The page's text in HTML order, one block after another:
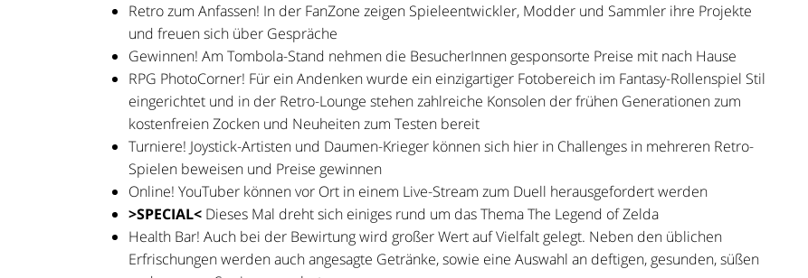
Retro zum Anfassen! ​In der ​FanZone zeigen Spieleentwickler, Modder und Sammler ihre Projekte
und freuen sich über Gespräche
Gewinnen! ​Am Tombola-Stand nehmen die BesucherInnen gesponsorte Preise mit nach Hause
RPG PhotoCorner!​ Für ein Andenken wurde ein einzigartiger Fotobereich im Fantasy-Rollenspiel Stil
eingerichtet und in der ​Retro-Lounge​ stehen zahlreiche Konsolen der frühen Generationen zum
kostenfreien Zocken und Neuheiten zum Testen bereit
Turniere!​ Joystick-Artisten und Daumen-Krieger können sich hier in Challenges in mehreren Retro-
Spielen beweisen und Preise gewinnen
Online! ​YouTuber können vor Ort in einem Live-Stream zum Duell herausgefordert werden
>SPECIAL< ​Dieses Mal dreht sich einiges rund um das Thema​ The Legend of Zelda
Health Bar!​ Auch bei der Bewirtung wird großer Wert auf Vielfalt gelegt. Neben den üblichen
Erfrischungen werden auch angesagte Getränke, sowie eine Auswahl an deftigen, gesunden, süßen